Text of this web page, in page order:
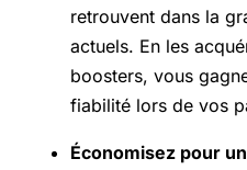
retrouvent dans la
actuels. En les
boosters, vous
fiabilité lors de vos
Économisez pour